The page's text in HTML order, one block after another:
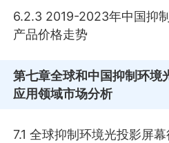
6.2.3 2019-2023年中国抑
产品价格走势
第七章全球和中国抑制环境
应用领域市场分析
7.1 全球抑制环境光投影屏